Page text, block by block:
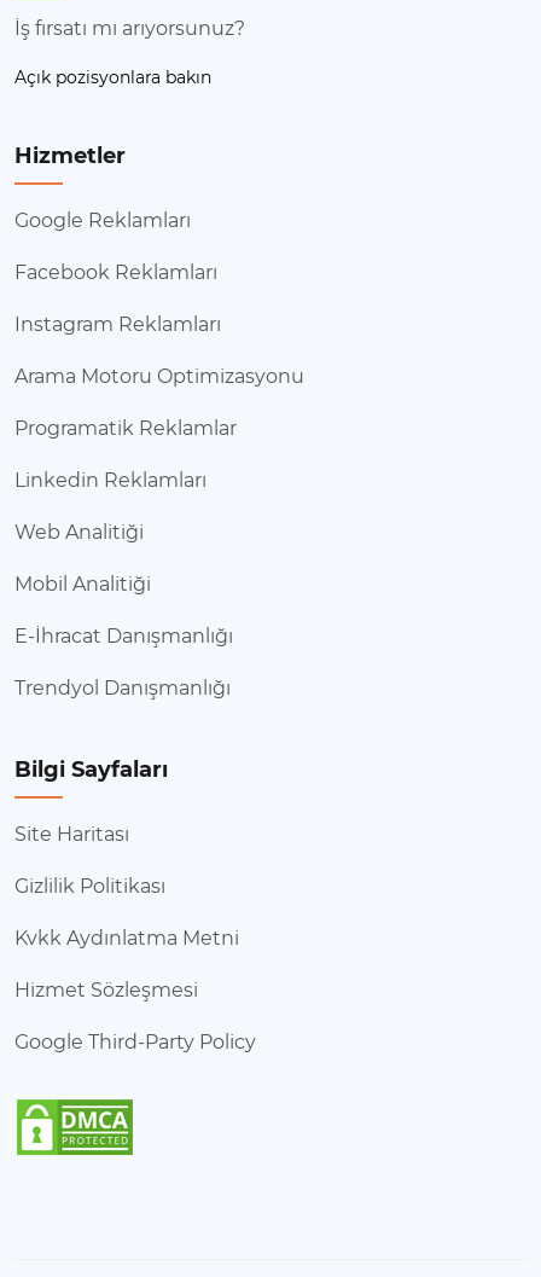
İş fırsatı mı arıyorsunuz?
Açık pozisyonlara bakın
Hizmetler
Google Reklamları
Facebook Reklamları
Instagram Reklamları
Arama Motoru Optimizasyonu
Programatik Reklamlar
Linkedin Reklamları
Web Analitiği
Mobil Analitiği
E-İhracat Danışmanlığı
Trendyol Danışmanlığı
Bilgi Sayfaları
Site Haritası
Gizlilik Politikası
Kvkk Aydınlatma Metni
Hizmet Sözleşmesi
Google Third-Party Policy